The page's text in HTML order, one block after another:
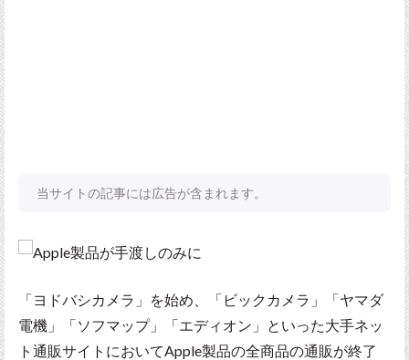
当サイトの記事には広告が含まれます。
「ヨドバシカメラ」を始め、「ビックカメラ」「ヤマダ
電機」「ソフマップ」「エディオン」といった大手ネッ
ト通販サイトにおいてApple製品の全商品の通販が終了